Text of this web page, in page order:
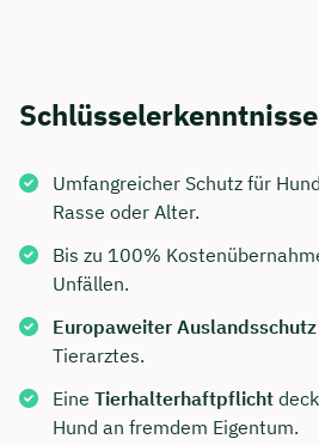
Schlüsselerkenntnisse
Umfangreicher Schutz für
Rasse oder Alter.
Bis zu 100%
Unfällen.
Europaweiter Auslandsschutz
Tierarztes.
Eine Tierhalterhaftpflicht
Hund an fremdem Eigentum.